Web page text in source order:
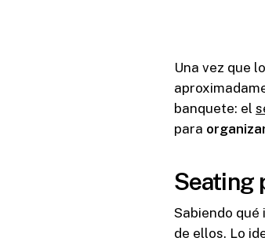
Una vez que
banquete: el
para
Seating
Sabiendo
de ellos. Lo